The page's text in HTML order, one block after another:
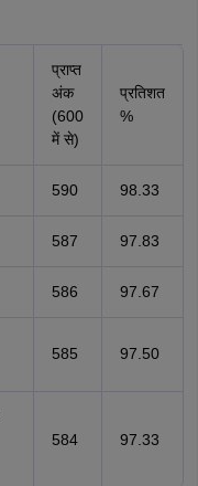
प्राप्त
अंक
(600
में से)
प्रतिशत
%
590 98.33
587 97.83
586 97.67
585 97.50
584 97.33